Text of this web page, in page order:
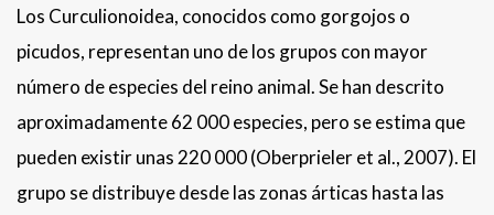
Los Curculionoidea, conocidos como gorgojos o
picudos, representan uno de los grupos con mayor
número de especies del reino animal. Se han descrito
aproximadamente 62 000 especies, pero se estima que
pueden existir unas 220 000 (Oberprieler et al., 2007). El
grupo se distribuye desde las zonas árticas hasta las